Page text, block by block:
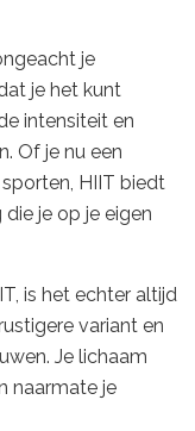
je
je het kunt
intensiteit en
Of je nu een
HIIT biedt
je op je eigen
is het echter altijd
variant en
Je lichaam
naarmate je